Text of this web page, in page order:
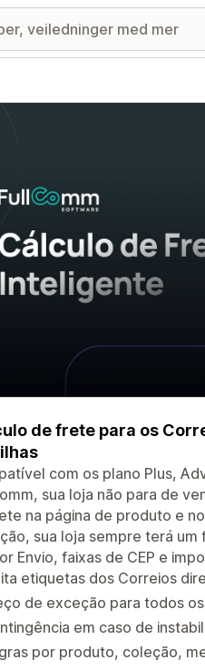
med fremhevede bilder
de frete para os
com os plano Plus,
sua loja não para de
na página de produto e
sua loja sempre terá
Envio, faixas de CEP e
etiquetas dos Correios
de exceção para todos
em caso de
por produto, coleção,